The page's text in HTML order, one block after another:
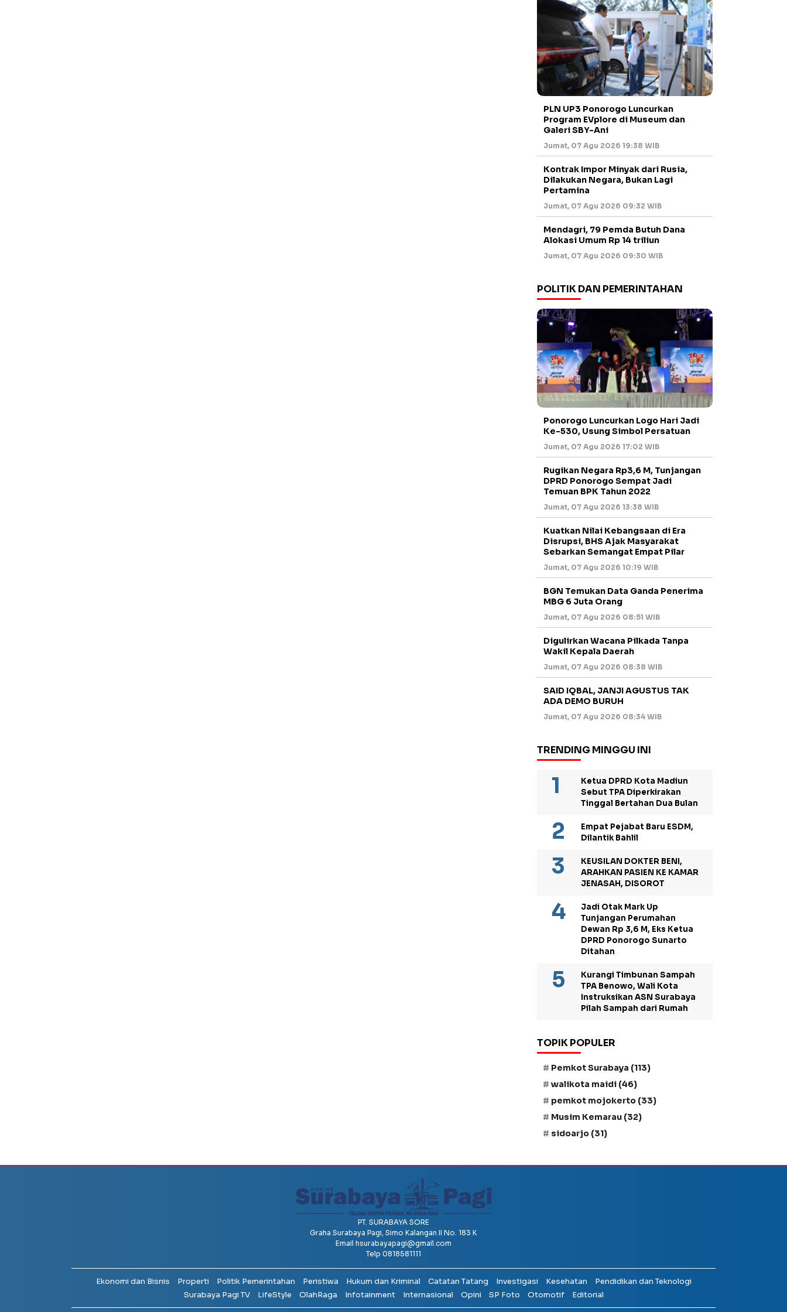
PLN UP3 Ponorogo Luncurkan
Program EVplore di Museum dan
Galeri SBY-Ani
Jumat, 07 Agu 2026 19:38 WIB
Kontrak Impor Minyak dari Rusia,
Dilakukan Negara, Bukan Lagi
Pertamina
Jumat, 07 Agu 2026 09:32 WIB
Mendagri, 79 Pemda Butuh Dana
Alokasi Umum Rp 14 triliun
Jumat, 07 Agu 2026 09:30 WIB
POLITIK DAN PEMERINTAHAN
Ponorogo Luncurkan Logo Hari Jadi
Ke-530, Usung Simbol Persatuan
Jumat, 07 Agu 2026 17:02 WIB
Rugikan Negara Rp3,6 M, Tunjangan
DPRD Ponorogo Sempat Jadi
Temuan BPK Tahun 2022
Jumat, 07 Agu 2026 13:38 WIB
Kuatkan Nilai Kebangsaan di Era
Disrupsi, BHS Ajak Masyarakat
Sebarkan Semangat Empat Pilar
Jumat, 07 Agu 2026 10:19 WIB
BGN Temukan Data Ganda Penerima
MBG 6 Juta Orang
Jumat, 07 Agu 2026 08:51 WIB
Digulirkan Wacana Pilkada Tanpa
Wakil Kepala Daerah
Jumat, 07 Agu 2026 08:38 WIB
SAID IQBAL, JANJI AGUSTUS TAK
ADA DEMO BURUH
Jumat, 07 Agu 2026 08:34 WIB
TRENDING MINGGU INI
Ketua DPRD Kota Madiun
Sebut TPA Diperkirakan
Tinggal Bertahan Dua Bulan
Empat Pejabat Baru ESDM,
Dilantik Bahlil
KEUSILAN DOKTER BENI,
ARAHKAN PASIEN KE KAMAR
JENASAH, DISOROT
Jadi Otak Mark Up
Tunjangan Perumahan
Dewan Rp 3,6 M, Eks Ketua
DPRD Ponorogo Sunarto
Ditahan
Kurangi Timbunan Sampah
TPA Benowo, Wali Kota
Instruksikan ASN Surabaya
Pilah Sampah dari Rumah
TOPIK POPULER
Pemkot Surabaya (113)
walikota maidi (46)
pemkot mojokerto (33)
Musim Kemarau (32)
sidoarjo (31)
PT. SURABAYA SORE
Graha Surabaya Pagi, Simo Kalangan II No. 183 K
Email hsurabayapagi@gmail.com
Telp 0818581111
Ekonomi dan Bisnis Properti Politik Pemerintahan Peristiwa Hukum dan Kriminal Catatan Tatang Investigasi Kesehatan
Pendidikan dan Teknologi
Surabaya Pagi TV
LifeStyle OlahRaga Infotainment Internasional Opini SP Foto Otomotif Editorial